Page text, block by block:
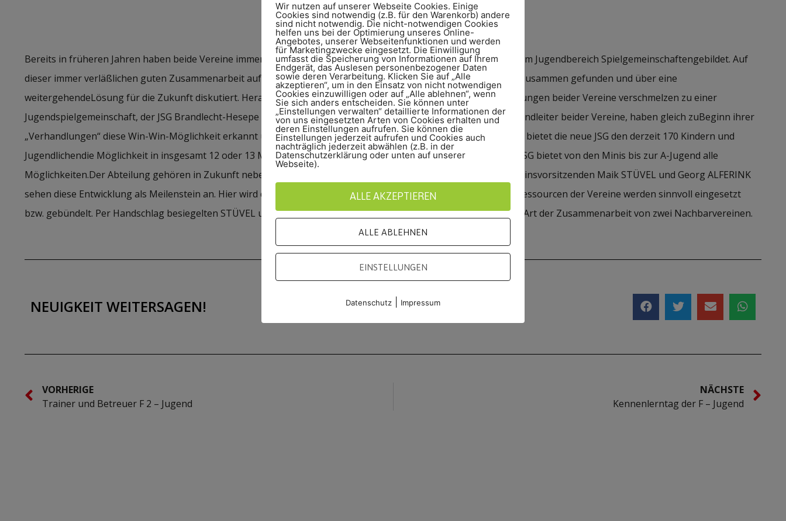
Bereits in früheren Jahren haben beide Vereine immer mal wieder aus der Notheraus für einzelne Mannschaften im Jugendbereich Spielgemeinschaftengebildet. Auf
dieser immer verläßlichen guten Zusammenarbeit aufbauend haben sich nun die Vorstände und die Jugendleiter zusammen gefunden und über eine
weitergehendeLösung für die Zukunft diskutiert. Herausgekommen ist nun die „große Lösung“: Die Jugendabteilungen beider Vereine verschmelzen zu einer
Jugendspielgemeinschaft, der JSG Brandlecht-Hesepe ( JSG Bra.-HSV). Heiner KOVERT und Chris HASSINK, die Jugendleiter beider Vereine, haben gleich zuBeginn ihrer
„Verhandlungen“ diese Win-Win-Möglichkeit erkannt und dann rationalweiter geplant. Ab der kommenden Saison bietet die neue JSG den derzeit 170 Kindern und
Jugendlichendie Möglichkeit in insgesamt 12 oder 13 Mannschaften in allen Altersklassen Fußball zu spielen. Die JSG bietet von den Minis bis zur A-Jugend alle
Möglichkeiten.Der Abteilung gehören in Zukunft neben den Leitern noch ca. 30 Betreuer und Trainer an. Die Vereinsvorsitzenden Maik STÜVEL und Georg ALFERINK
sehen diese Entwicklung als Meilenstein an. Hier wird dem demografischen Wandel Rechnung getragen und alle Ressourcen der Vereine werden sinnvoll eingesetzt
bzw. gebündelt. Per Handschlag besiegelten STÜVEL und ALFERINK nun diese in der Grafschaft bislang einmalige Art der Zusammenarbeit von zwei Nachbarvereinen.
NEUIGKEIT WEITERSAGEN!
VORHERIGE
Trainer und Betreuer F 2 – Jugend
NÄCHSTE
Kennenlerntag der F – Jugend
Wir nutzen auf unserer Webseite Cookies. Einige
Cookies sind notwendig (z.B. für den Warenkorb) andere
sind nicht notwendig. Die nicht-notwendigen Cookies
helfen uns bei der Optimierung unseres Online-
Angebotes, unserer Webseitenfunktionen und werden
für Marketingzwecke eingesetzt. Die Einwilligung
umfasst die Speicherung von Informationen auf Ihrem
Endgerät, das Auslesen personenbezogener Daten
sowie deren Verarbeitung. Klicken Sie auf „Alle
akzeptieren“, um in den Einsatz von nicht notwendigen
Cookies einzuwilligen oder auf „Alle ablehnen“, wenn
Sie sich anders entscheiden. Sie können unter
„Einstellungen verwalten“ detaillierte Informationen der
von uns eingesetzten Arten von Cookies erhalten und
deren Einstellungen aufrufen. Sie können die
Einstellungen jederzeit aufrufen und Cookies auch
nachträglich jederzeit abwählen (z.B. in der
Datenschutzerklärung oder unten auf unserer
Webseite).
ALLE AKZEPTIEREN
ALLE ABLEHNEN
EINSTELLUNGEN
Datenschutz Impressum